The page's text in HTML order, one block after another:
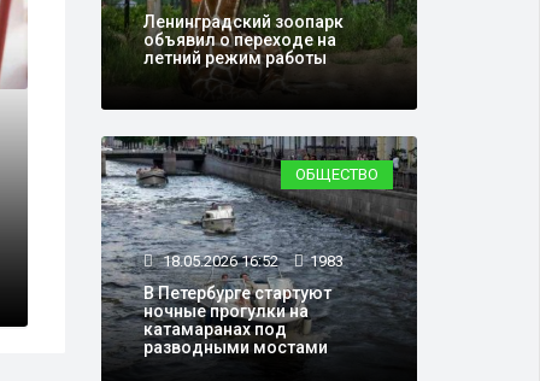
перехитрила
сбережения
24.05.2025 13:42
В Петербурге
полицейского
Ленинградский зоопарк
объявил о переходе на
летний режим работы
ОБЩЕСТВО
18.05.2026 16:52 1983
В Петербурге стартуют
ночные прогулки на
катамаранах под
разводными мостами